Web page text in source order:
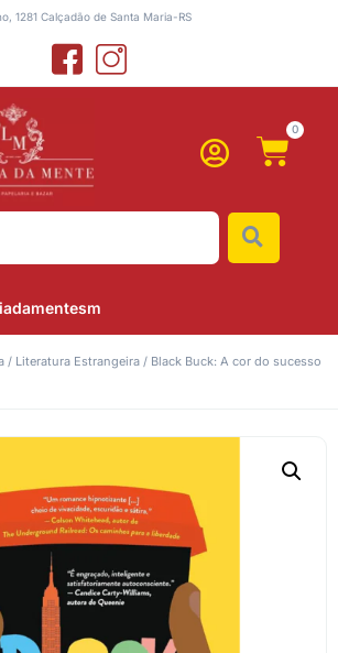
1281 Calçadão de Santa Maria-RS
0
/ Literatura Estrangeira / Black Buck: A cor do sucesso